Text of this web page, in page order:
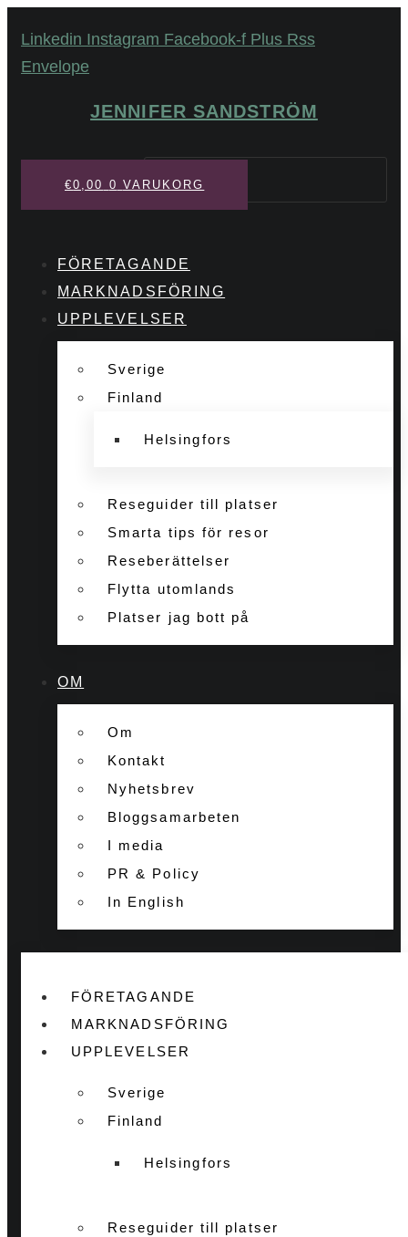
till
innehåll
Linkedin Instagram Facebook-f Plus Rss
Envelope
JENNIFER SANDSTRÖM
Sök
€0,00 0 VARUKORG
FÖRETAGANDE
MARKNADSFÖRING
UPPLEVELSER
Sverige
Finland
Helsingfors
Reseguider till platser
Smarta tips för resor
Reseberättelser
Flytta utomlands
Platser jag bott på
OM
Om
Kontakt
Nyhetsbrev
Bloggsamarbeten
I media
PR & Policy
In English
FÖRETAGANDE
MARKNADSFÖRING
UPPLEVELSER
Sverige
Finland
Helsingfors
Reseguider till platser